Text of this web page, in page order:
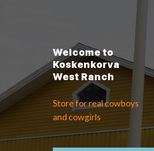
Welcome to
Koskenkorva
West Ranch
Store for real cowboys
and cowgirls